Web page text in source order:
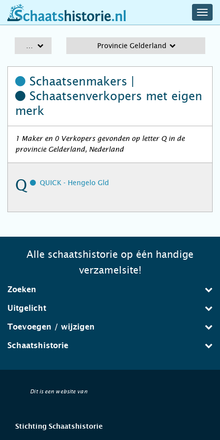
schaatshistorie.nl
Provincie Gelderland
Schaatsenmakers |
Schaatsenverkopers met eigen
merk
1 Maker en 0 Verkopers gevonden op letter Q in de
provincie Gelderland, Nederland
Q QUICK - Hengelo Gld
Alle schaatshistorie op één handige
verzamelsite!
Zoeken
Uitgelicht
Toevoegen / wijzigen
Schaatshistorie
Dit is een website van
Stichting Schaatshistorie